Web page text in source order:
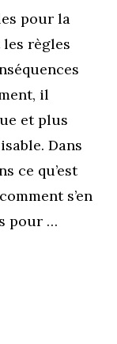
pour la
règles
il
et plus
Dans
ce qu’est
s’en
pour …